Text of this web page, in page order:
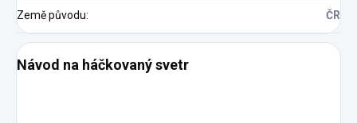
Země původu: ČR
Návod na háčkovaný svetr